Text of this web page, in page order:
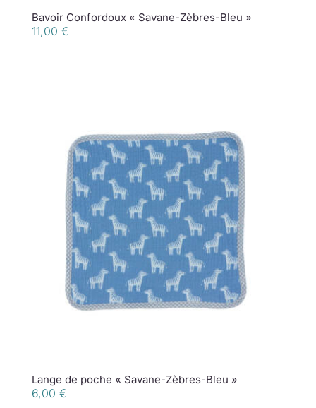
Bavoir Confordoux « Savane-Zèbres-Bleu »
11,00 €
Lange de poche « Savane-Zèbres-Bleu »
6,00 €